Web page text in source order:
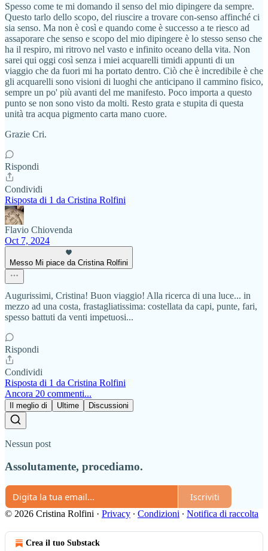
Spesso come te mi domando il senso del mio dipingere da sempre.
Questo tarlo dello scopo, del riuscire a trovare con-senso affinché ci
sia senso. Ma non è così e quando come è successo a te riesco ad
assaporare che senso e scopo del mio dipingere è lo stesso senso che
ha il respiro, mi ritrovo nel vasto e infinito oceano della vita. Non
sarei qui oggi così senza i miei acquarelli timidi appunti di un
viaggio che da fuori mi ha portato dentro. Ciò che è incredibile è che
gli acquarelli sono visioni di luoghi che anticipano il cammino fisico,
sempre un po' più avanti del me manifesto. Poco importa a questo
punto se non sono visto da molti. Resto grata e stupita di questa
unità tra acqua pigmento carta mano cuore.
Grazie Cri.
Rispondi
Condividi
Risposta di 1 da Cristina Rolfini
Flavio Chiovenda
Oct 7, 2024
Messo Mi piace da Cristina Rolfini
Augurissimi, Cristina! Buon viaggio! Alla ricerca di una luce... in
mezzo ad una costa, frastagliatissima: costellata da capi, punte, fari,
spesso battuti da venti impetuosi...
Rispondi
Condividi
Risposta di 1 da Cristina Rolfini
Ancora 20 commenti...
Il meglio di Ultime Discussioni
Nessun post
Assolutamente, procediamo.
Iscriviti
© 2026 Cristina Rolfini · Privacy ∙ Condizioni ∙ Notifica di raccolta
Crea il tuo Substack